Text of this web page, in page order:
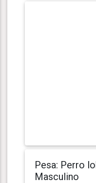
Pesa: Perro
Masculino